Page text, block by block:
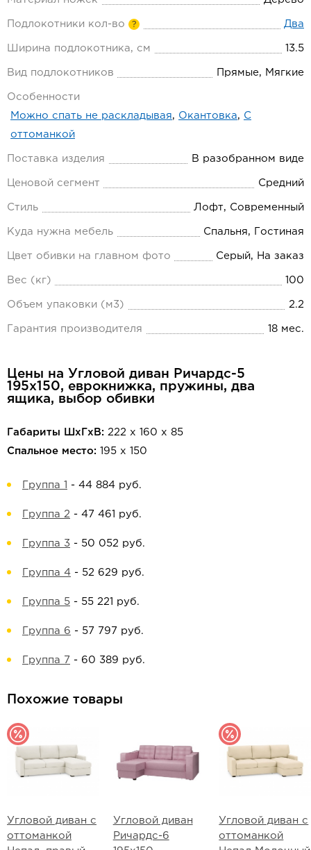
Подлокотники кол-во ? Два
Ширина подлокотника, см 13.5
Вид подлокотников Прямые, Мягкие
Особенности
Можно спать не раскладывая, Окантовка, С
оттоманкой
Поставка изделия В разобранном виде
Ценовой сегмент Средний
Стиль Лофт, Современный
Куда нужна мебель Спальня, Гостиная
Цвет обивки на главном фото Серый, На заказ
Вес (кг) 100
Объем упаковки (м3) 2.2
Гарантия производителя 18 мес.
Цены на Угловой диван Ричардс-5
195х150, еврокнижка, пружины, два
ящика, выбор обивки
Габариты ШхГхВ: 222 х 160 х 85
Спальное место: 195 х 150
Группа 1 - 44 884 руб.
Группа 2 - 47 461 руб.
Группа 3 - 50 052 руб.
Группа 4 - 52 629 руб.
Группа 5 - 55 221 руб.
Группа 6 - 57 797 руб.
Группа 7 - 60 389 руб.
Похожие товары
Угловой диван с
оттоманкой
Угловой диван
Ричардс-6
Угловой диван с
оттоманкой